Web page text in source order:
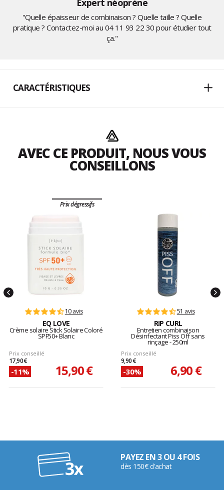
Expert néoprène
"Quelle épaisseur de combinaison ? Quelle taille ? Quelle
pratique ? Contactez-moi au 04 11 93 22 30 pour étudier tout
ça."
CARACTÉRISTIQUES
AVEC CE PRODUIT, NOUS VOUS
CONSEILLONS
Prix dégressifs
10 avis
EQ LOVE
Crème solaire Stick Solaire Coloré
SPF50+ Blanc
Prix conseillé
17,90 €
-11% 15,90 €
51 avis
RIP CURL
Entretien combinaison
Désinfectant Piss Off sans
rinçage - 250ml
Prix conseillé
9,90 €
-30% 6,90 €
PAYEZ EN 3 OU 4 FOIS
dès 150€ d'achat